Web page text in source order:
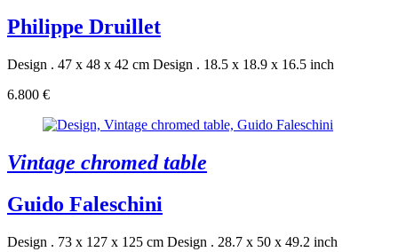
Philippe Druillet
Design . 47 x 48 x 42 cm Design . 18.5 x 18.9 x 16.5 inch
6.800 €
Vintage chromed table
Guido Faleschini
Design . 73 x 127 x 125 cm Design . 28.7 x 50 x 49.2 inch